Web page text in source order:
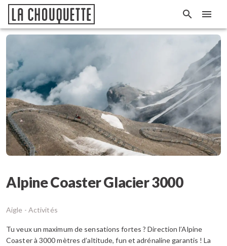
Alpine Coaster Glacier 3000
Aigle - Activités
Tu veux un maximum de sensations fortes ? Direction l’Alpine
Coaster à 3000 mètres d’altitude, fun et adrénaline garantis ! La